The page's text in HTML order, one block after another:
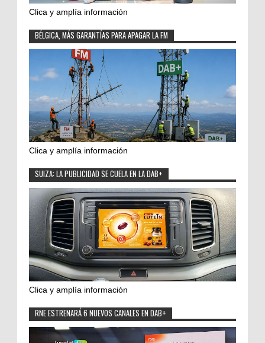
Clica y amplía información
BÉLGICA, MÁS GARANTÍAS PARA APAGAR LA FM
Clica y amplía información
SUIZA: LA PUBLICIDAD SE CUELA EN LA DAB+
Clica y amplía información
RNE ESTRENARÁ 6 NUEVOS CANALES EN DAB+